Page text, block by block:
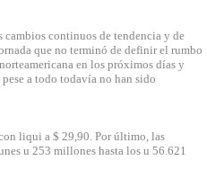
continuos de tendencia y de
que no terminó de definir el rumbo
en los próximos días y
a todo todavía no han sido
liqui a $ 29,90. Por último, las
u 253 millones hasta los u 56.621